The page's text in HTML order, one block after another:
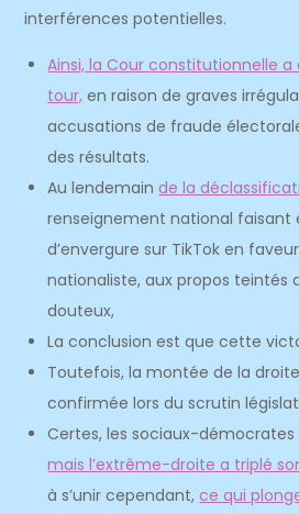
interférences potentielles.
Ainsi, la Cour constitutionnelle
tour, en raison de graves
accusations de fraude
des résultats.
Au lendemainde la
renseignement national faisant
d’envergure sur TikTok en
nationaliste, aux propos teintés
douteux,
La conclusion est que cette
Toutefois, la montée de la
confirmée lors du scrutin
Certes, les sociaux-
mais l’extrême-droite a triplé
à s’unir cependant, ce qui